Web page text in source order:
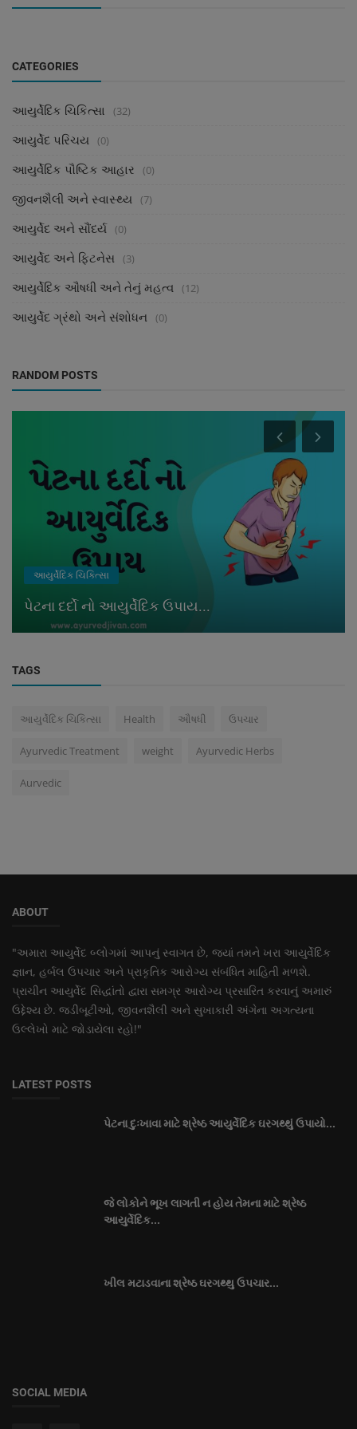
CATEGORIES
આયુર્વેદિક ચિકિત્સા (32)
આયુર્વેદ પરિચય (0)
આયુર્વેદિક પૌષ્ટિક આહાર (0)
જીવનશૈલી અને સ્વાસ્થ્ય (7)
આયુર્વેદ અને સૌંદર્ય (0)
આયુર્વેદ અને ફિટનેસ (3)
આયુર્વેદિક ઔષધી અને તેનું મહત્વ (12)
આયુર્વેદ ગ્રંથો અને સંશોધન (0)
RANDOM POSTS
આયુર્વેદિક ચિકિત્સા
પેટના દર્દો નો આયુર્વેદિક ઉપાય...
TAGS
આયુર્વેદિક ચિકિત્સા Health ઔષધી ઉપચાર
Ayurvedic Treatment weight Ayurvedic Herbs
Aurvedic
ABOUT
"અમારા આયુર્વેદ બ્લોગમાં આપનું સ્વાગત છે, જ્યાં તમને ખરા આયુર્વેદિક
જ્ઞાન, હર્બલ ઉપચાર અને પ્રાકૃતિક આરોગ્ય સંબંધિત માહિતી મળશે.
પ્રાચીન આયુર્વેદ સિદ્ધાંતો દ્વારા સમગ્ર આરોગ્ય પ્રસારિત કરવાનું અમારું
ઉદ્દેશ્ય છે. જડીબૂટીઓ, જીવનશૈલી અને સુખાકારી અંગેના અગત્યના
ઉલ્લેખો માટે જોડાયેલા રહો!"
LATEST POSTS
પેટના દુઃખાવા માટે શ્રેષ્ઠ આયુર્વેદિક ઘરગથ્થું ઉપાયો...
જે લોકોને ભૂખ લાગતી ન હોય તેમના માટે શ્રેષ્ઠ
આયુર્વેદિક...
ખીલ મટાડવાના શ્રેષ્ઠ ઘરગથ્થુ ઉપચાર...
SOCIAL MEDIA